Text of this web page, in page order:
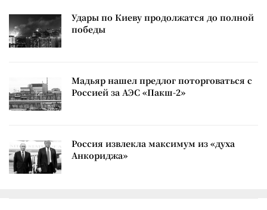
Удары по Киеву продолжатся до полной
победы
Мадьяр нашел предлог поторговаться с
Россией за АЭС «Пакш-2»
Россия извлекла максимум из «духа
Анкориджа»